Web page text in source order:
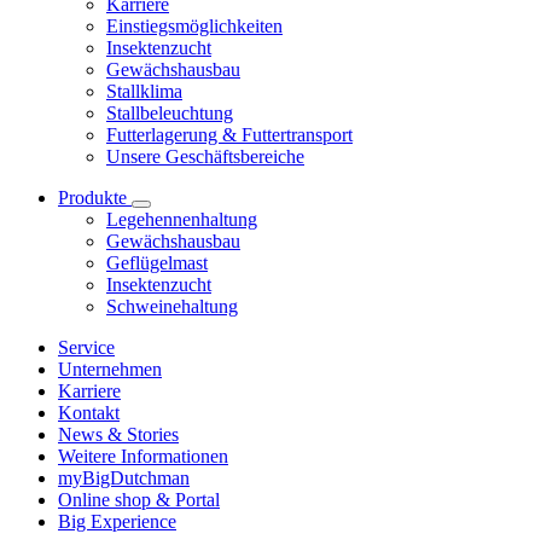
Karriere
Einstiegsmöglichkeiten
Insektenzucht
Gewächshausbau
Stallklima
Stallbeleuchtung
Futterlagerung & Futtertransport
Unsere Geschäftsbereiche
Produkte
Legehennenhaltung
Gewächshausbau
Geflügelmast
Insektenzucht
Schweinehaltung
Service
Unternehmen
Karriere
Kontakt
News & Stories
Weitere Informationen
myBigDutchman
Online shop & Portal
Big Experience